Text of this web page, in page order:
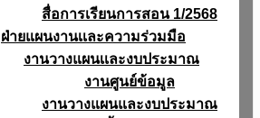
สื่อการเรียนการสอน 1/2568
ฝ่ายแผนงานเเละความร่วมมือ
งานวางแผนเเละงบประมาณ
งานศูนย์ข้อมูล
งานวางแผนและงบประมาณ